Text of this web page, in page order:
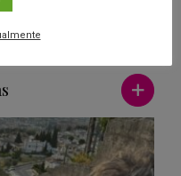
Ver más